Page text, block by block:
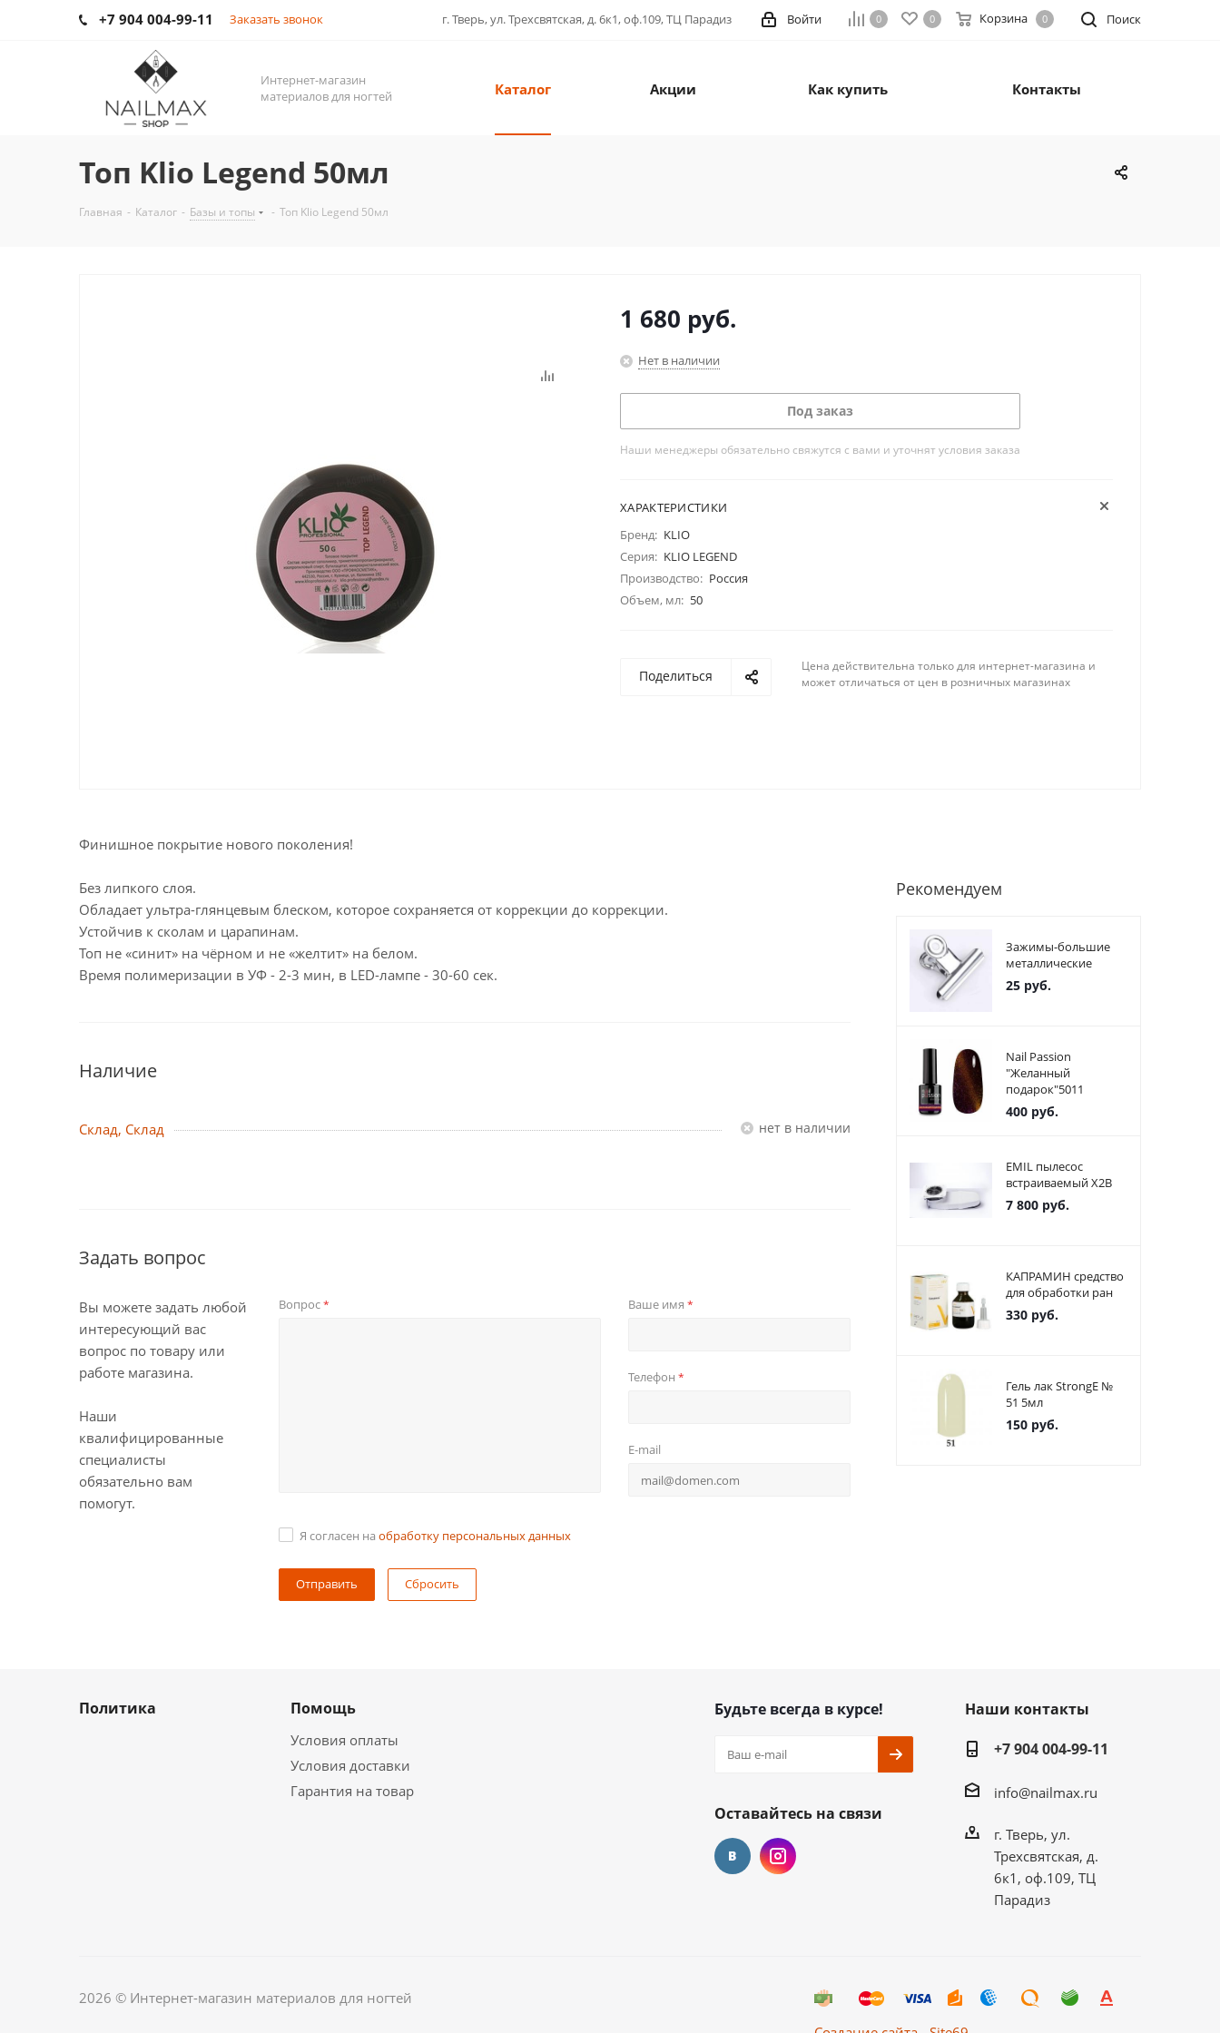
+7 904 004-99-11 Заказать звонок г. Тверь, ул. Трехсвятская, д. 6к1, оф.109, ТЦ Парадиз Поиск
0 0 Корзина 0
Войти
Интернет-магазин
материалов для ногтей
Каталог Акции Как купить Контакты
Топ Klio Legend 50мл
Главная - Каталог - Базы и топы - Топ Klio Legend 50мл
1 680 руб.
Нет в наличии
Под заказ
Наши менеджеры обязательно свяжутся с вами и уточнят условия заказа
ХАРАКТЕРИСТИКИ
Бренд: KLIO
Серия: KLIO LEGEND
Производство: Россия
Объем, мл: 50
Поделиться
Цена действительна только для интернет-магазина и
может отличаться от цен в розничных магазинах
Финишное покрытие нового поколения!
Без липкого слоя.
Обладает ультра-глянцевым блеском, которое сохраняется от коррекции до коррекции.
Устойчив к сколам и царапинам.
Топ не «синит» на чёрном и не «желтит» на белом.
Время полимеризации в УФ - 2-3 мин, в LED-лампе - 30-60 сек.
Наличие
Склад, Склад Нет в наличии
Задать вопрос
Вы можете задать любой
интересующий вас
вопрос по товару или
работе магазина.
Наши
квалифицированные
специалисты
обязательно вам
помогут.
Вопрос* Ваше имя *
Телефон *
E-mail
Я согласен на обработку персональных данных
Сбросить
Рекомендуем
Зажимы-большие
металлические
25 руб.
Nail Passion
"Желанный
подарок"5011
400 руб.
EMIL пылесос
встраиваемый X2В
7 800 руб.
КАПРАМИН средство
для обработки ран
330 руб.
Гель лак StrongE №
51 5мл
150 руб.
Политика Помощь
Условия оплаты
Условия доставки
Гарантия на товар
Будьте всегда в курсе!
Оставайтесь на связи
Наши контакты
+7 904 004-99-11
info@nailmax.ru
г. Тверь, ул.
Трехсвятская, д.
6к1, оф.109, ТЦ
Парадиз
2026 © Интернет-магазин материалов для ногтей